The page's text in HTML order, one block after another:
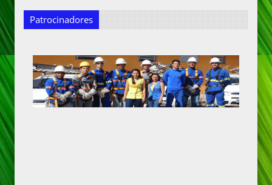
Patrocinadores